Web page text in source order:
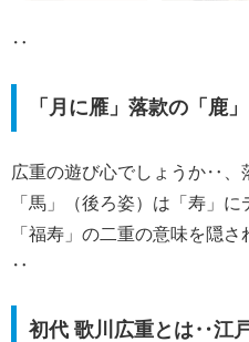
‥
「月に雁」落款の「鹿
広重の遊び心でしょうか‥、
「馬」（後ろ姿）は「寿」
「福寿」の二重の意味を隠さ
‥
初代 歌川広重とは‥江